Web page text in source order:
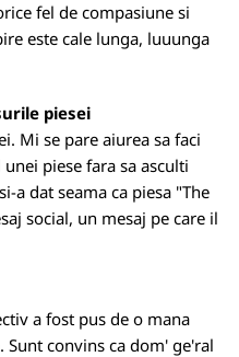
fel de compasiune si
este cale lunga, luuunga
piesei
Mi se pare aiurea sa faci
piese fara sa asculti
a dat seama ca piesa "The
social, un mesaj pe care il
a fost pus de o mana
convins ca dom' ge'ral